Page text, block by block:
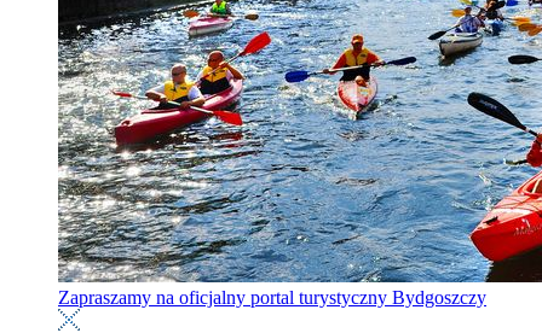
Zapraszamy na oficjalny portal turystyczny Bydgoszczy